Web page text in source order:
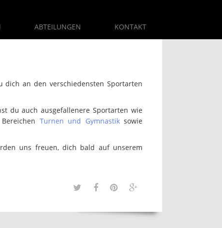
ABTEILUNGEN KONTAKT
an den verschiedensten Sportarten
du auch ausgefallenere Sportarten wie
Turnen und Gymnastiksowie
uns freuen, dich bald auf unserem